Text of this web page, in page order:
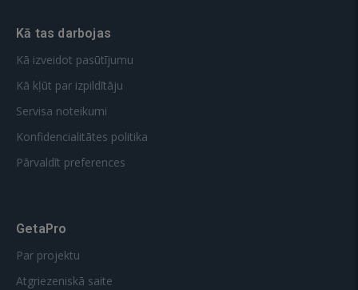
Kā tas darbojas
Kā izveidot pasūtījumu
Kā kļūt par izpildītāju
Servisa noteikumi
Konfidencialitātes politika
Pārvaldīt preferences
GetaPro
Par projektu
Atgriezeniskā saite